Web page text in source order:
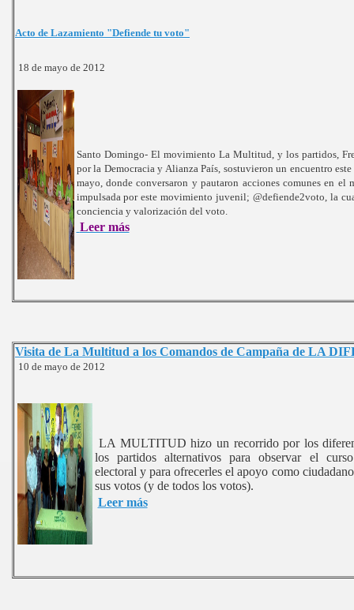
Acto de Lazamiento "Defiende tu voto"
18 de mayo de 2012
Santo Domingo- El movimiento La Multitud, y los partidos,
por la Democracia y Alianza País, sostuvieron un encuentro este
mayo, donde conversaron y pautaron acciones comunes en el
impulsada por este movimiento juvenil; @defiende2voto, la
conciencia y valorización del voto.
Leer más
Visita de La Multitud a los Comandos de Campaña de LA
10 de mayo de 2012
LA MULTITUD hizo un recorrido por los
los partidos alternativos para observar el
electoral y para ofrecerles el apoyo como
sus votos (y de todos los votos).
Leer más